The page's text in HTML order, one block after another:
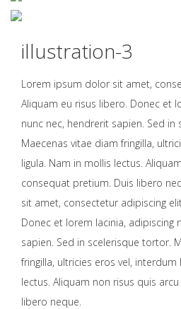
illustration-3
Lorem ipsum dolor sit amet,
Aliquam eu risus libero. Donec et
nunc nec, hendrerit sapien. Sed
Maecenas vitae diam fringilla,
ligula. Nam in mollis lectus.
consequat pretium. Duis libero
sit amet, consectetur adipiscing
Donec et lorem lacinia, adipiscing
sapien. Sed in scelerisque tortor.
fringilla, ultricies eros vel, interdum
lectus. Aliquam non risus quis
libero neque.